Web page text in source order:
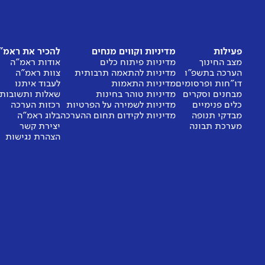
פעילות
מצב החינוך
הערכה בתשפ"ו
דו"חות ופרסומים
מבחנים וסקרים
כלים פנימיים
מבדקי תנופה
מערכת תבונה
מדיניות וקווים מנחים
מדיניות פיתוח כלים
מדיניות להתאמה תרבותית
מדיניות התאמות
מדיניות טוהר בחינות
מדיניות לשמירה על הפרטיות
מדיניות לקידום תחום ההערכה
להכיר את
אודות ראמ"ה
צוות ראמ"ה
לעבוד איתנו
שאלות
רכזות הערכה
בלוג ראמ"ה
יצירת קשר
הצהרת נגישות